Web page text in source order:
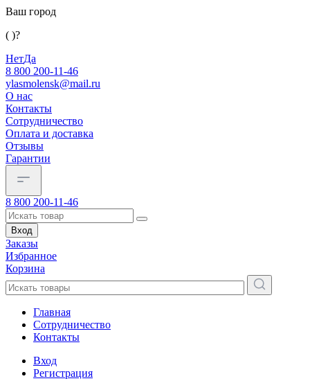
Ваш город
( )?
НетДа
8 800 200-11-46
ylasmolensk@mail.ru
О нас
Контакты
Сотрудничество
Оплата и доставка
Отзывы
Гарантии
8 800 200-11-46
Вход
Заказы
Избранное
Корзина
Главная
Сотрудничество
Контакты
Вход
Регистрация